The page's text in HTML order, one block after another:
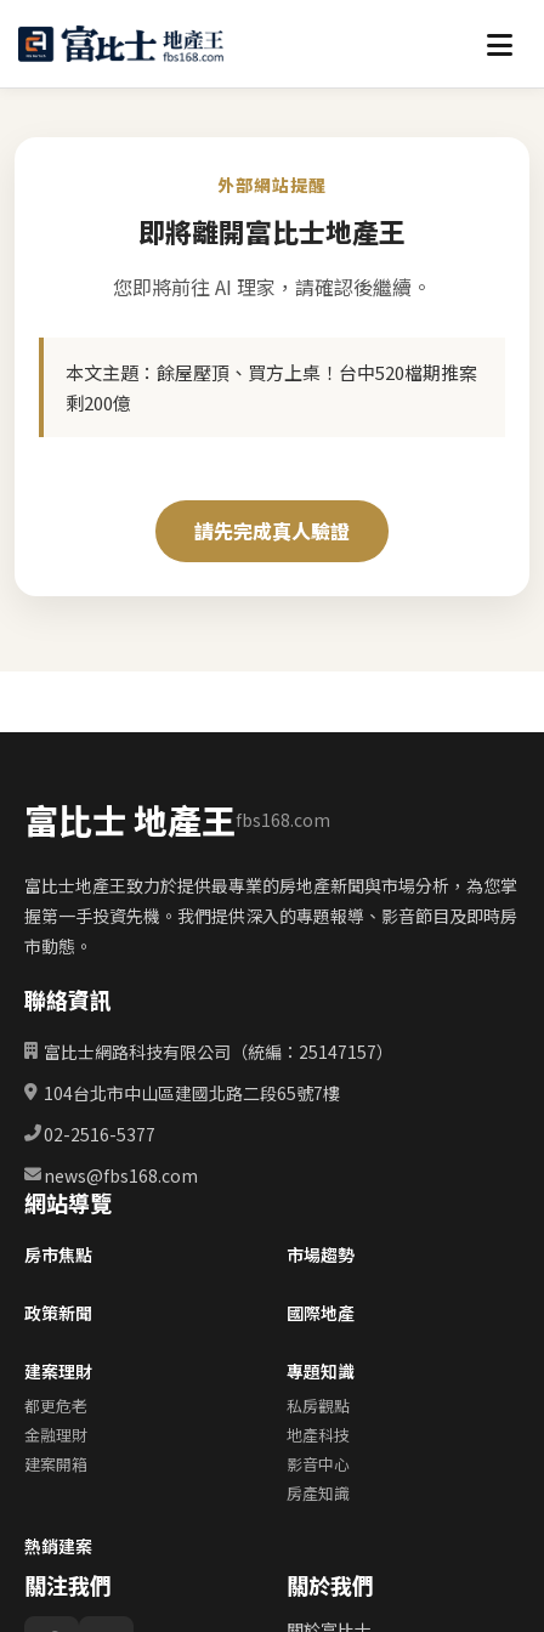
外部網站提醒
即將離開富比士地產王
您即將前往 AI 理家，請確認後繼續。
本文主題： 餘屋壓頂、買方上桌！台中520檔期推案
剩200億
請先完成真人驗證
富比士 地產王fbs168.com
富比士地產王致力於提供最專業的房地產新聞與市場分析，為您掌
握第一手投資先機。我們提供深入的專題報導、影音節目及即時房
市動態。
聯絡資訊
富比士網路科技有限公司（統編：25147157）
104台北市中山區建國北路二段65號7樓
02-2516-5377
news@fbs168.com
網站導覽
房市焦點 市場趨勢
政策新聞 國際地產
建案理財
都更危老
金融理財
建案開箱
專題知識
私房觀點
地產科技
影音中心
房產知識
熱銷建案
關注我們 關於我們